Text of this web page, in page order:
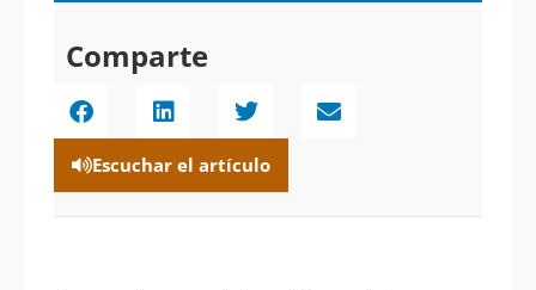
Comparte
Escuchar el artículo